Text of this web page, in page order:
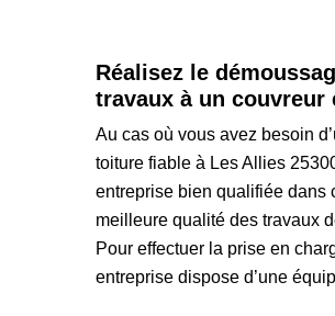
Réalisez le
travaux à un
Au cas où vous avez besoin
toiture fiable à Les Allies
entreprise bien qualifiée dans
meilleure qualité des travaux
Pour effectuer la prise en
entreprise dispose d’une